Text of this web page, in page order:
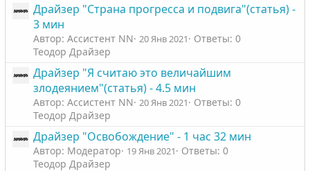
Драйзер "Страна прогресса и подвига"(статья) -
3 мин
Автор: Ассистент NN 20 Янв 2021
Ответы: 0
Теодор Драйзер
Драйзер "Я считаю это величайшим
злодеянием"(статья) - 4.5 мин
Автор: Ассистент NN 20 Янв 2021
Ответы: 0
Теодор Драйзер
Драйзер "Освобождение" - 1 час 32 мин
Автор: Модератор 19 Янв 2021
Ответы: 0
Теодор Драйзер